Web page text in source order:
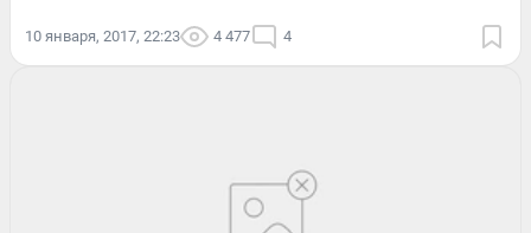
10 января, 2017, 22:23 4 477 4